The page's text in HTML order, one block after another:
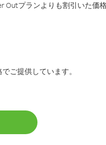
Outプランよりも割引いた価
ご提供しています。